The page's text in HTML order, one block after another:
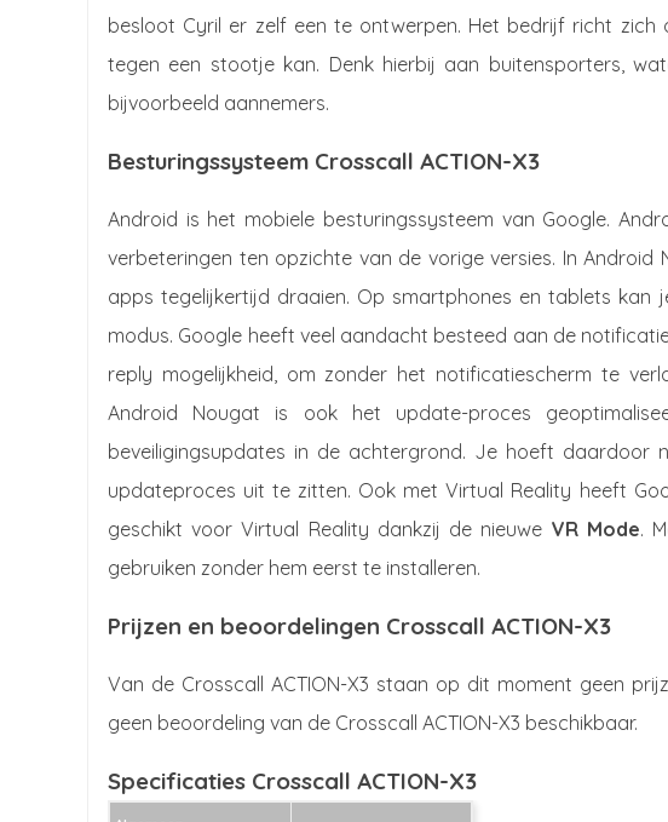
besloot Cyril er zelf een te ontwerpen. Het bedrijf richt
tegen een stootje kan. Denk hierbij aan buitensporters,
bijvoorbeeld aannemers.
Besturingssysteem Crosscall ACTION-X3
Android is het mobiele besturingssysteem van Google.
verbeteringen ten opzichte van de vorige versies. In
apps tegelijkertijd draaien. Op smartphones en tablets
modus. Google heeft veel aandacht besteed aan de
reply mogelijkheid, om zonder het notificatiescherm te
Android Nougat is ook het update-proces
beveiligingsupdates in de achtergrond. Je hoeft
updateproces uit te zitten. Ook met Virtual Reality heeft
geschikt voor Virtual Reality dankzij de nieuwe VR Mode.
gebruiken zonder hem eerst te installeren.
Prijzen en beoordelingen Crosscall ACTION-X3
Van de Crosscall ACTION-X3 staan op dit moment geen
geen beoordeling van de Crosscall ACTION-X3 beschikbaar.
Specificaties Crosscall ACTION-X3